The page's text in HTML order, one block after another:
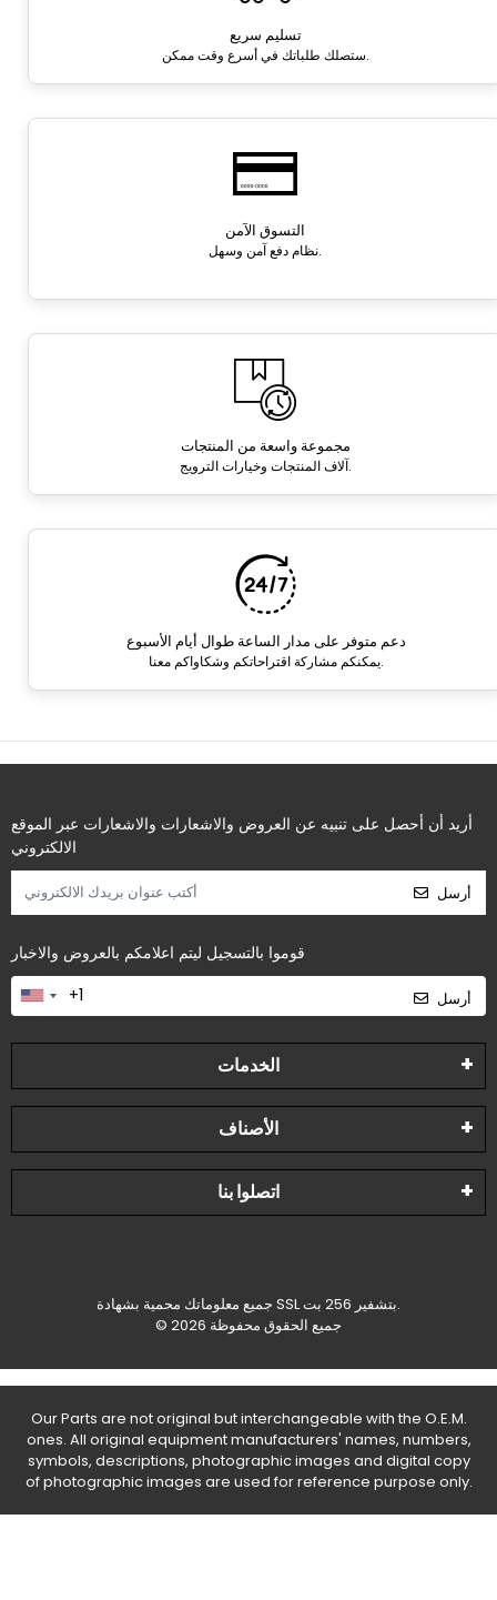
تسليم سريع
ستصلك طلباتك في أسرع وقت ممكن.
التسوق الآمن
نظام دفع آمن وسهل.
مجموعة واسعة من المنتجات
آلاف المنتجات وخيارات الترويج.
دعم متوفر على مدار الساعة طوال أيام الأسبوع
يمكنكم مشاركة اقتراحاتكم وشكاواكم معنا.
أريد أن أحصل على تنبيه عن العروض والاشعارات والاشعارات عبر الموقع
الالكتروني
أرسل
قوموا بالتسجيل ليتم اعلامكم بالعروض والاخبار
أرسل
الخدمات
الأصناف
اتصلوا بنا
جميع معلوماتك محمية بشهادة SSL بتشفير 256 بت.
© 2026 جميع الحقوق محفوظة
Our Parts are not original but interchangeable with the O.E.M.
ones. All original equipment manufacturers' names, numbers,
symbols, descriptions, photographic images and digital copy
of photographic images are used for reference purpose only.